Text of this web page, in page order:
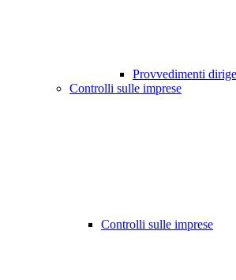
Provvedimenti
Controlli sulle imprese
Controlli sulle imprese